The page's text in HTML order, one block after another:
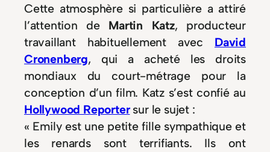
Cette atmosphère si particulière a attiré
l’attention de Martin Katz, producteur
travaillant habituellement avec David
Cronenberg, qui a acheté les droits
mondiaux du court-métrage pour la
conception d’un film. Katz s’est confié au
Hollywood Reportersur le sujet :
« Emily est une petite fille sympathique et
les renards sont terrifiants. Ils ont